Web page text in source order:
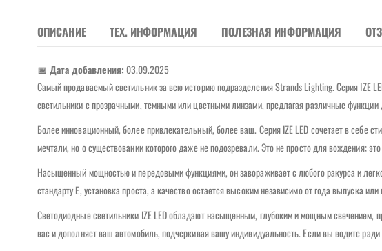
ОПИСАНИЕ ТЕХ. ИНФОРМАЦИЯ ПОЛЕЗНАЯ ИНФОРМАЦИЯ
📅 Дата добавления:03.09.2025
Самый продаваемый светильник за всю историю подразделения Strands Lighting. Серия IZE
светильники с прозрачными, темными или цветными линзами, предлагая различные функции
Более инновационный, более привлекательный, более ваш. Серия IZE LED сочетает в себе
мечтали, но о существовании которого даже не подозревали. Это не просто для вождения;
Насыщенный мощностью и передовыми функциями, он завораживает с любого ракурса и
стандарту E, установка проста, а качество остается высоким независимо от года выпуска или
Светодиодные светильники IZE LED обладают насыщенным, глубоким и мощным свечением,
вас и дополняет ваш автомобиль, подчеркивая вашу индивидуальность. Если вы водите